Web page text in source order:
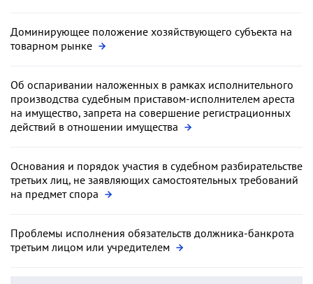
Доминирующее положение хозяйствующего субъекта на
товарном рынке
Об оспаривании наложенных в рамках исполнительного
производства судебным приставом-исполнителем ареста
на имущество, запрета на совершение регистрационных
действий в отношении имущества
Основания и порядок участия в судебном разбирательстве
третьих лиц, не заявляющих самостоятельных требований
на предмет спора
Проблемы исполнения обязательств должника-банкрота
третьим лицом или учредителем